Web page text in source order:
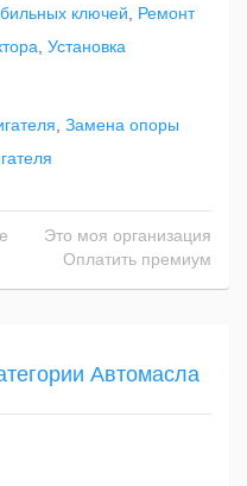
ключей
Ремонт
Установка
Замена опоры
Это моя организация
Оплатить премиум
Автомасла